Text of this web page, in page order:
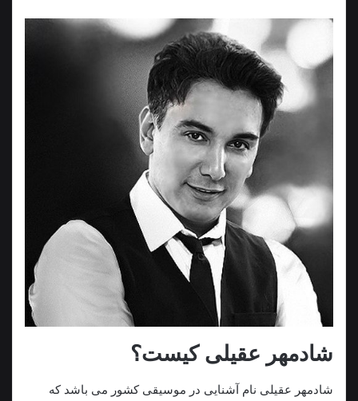
شادمهر عقیلی کیست؟
شادمهر عقیلی نام آشنایی در موسیقی کشور می باشد که